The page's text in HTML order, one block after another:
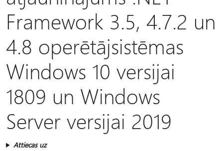
Framework 3.5, 4.7.2 un
4.8 operētājsistēmas
Windows 10 versijai
1809 un Windows
Server versijai 2019
Attiecas uz